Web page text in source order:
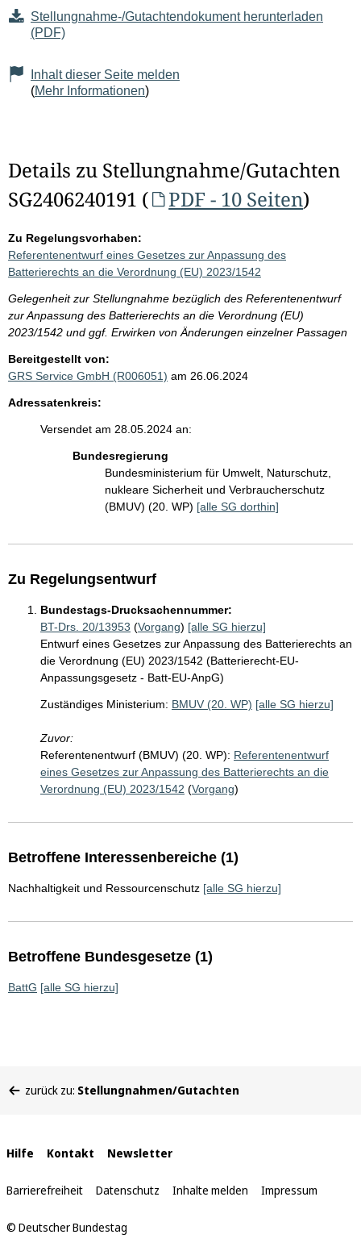
Stellungnahme-/Gutachtendokument herunterladen
(PDF)
Inhalt dieser Seite melden
(Mehr Informationen)
Details zu Stellungnahme/Gutachten
SG2406240191 (
PDF - 10 Seiten)
Zu Regelungsvorhaben:
Referentenentwurf eines Gesetzes zur Anpassung des
Batterierechts an die Verordnung (EU) 2023/1542
Gelegenheit zur Stellungnahme bezüglich des Referentenentwurf
zur Anpassung des Batterierechts an die Verordnung (EU)
2023/1542 und ggf. Erwirken von Änderungen einzelner Passagen
Bereitgestellt von:
GRS Service GmbH (R006051) am 26.06.2024
Adressatenkreis:
Versendet am 28.05.2024 an:
Bundesregierung
Bundesministerium für Umwelt, Naturschutz,
nukleare Sicherheit und Verbraucherschutz
(BMUV) (20. WP) [alle SG dorthin]
Zu Regelungsentwurf
Bundestags-Drucksachennummer:
BT-Drs. 20/13953 (Vorgang) [alle SG hierzu]
Entwurf eines Gesetzes zur Anpassung des Batterierechts an
die Verordnung (EU) 2023/1542 (Batterierecht-EU-
Anpassungsgesetz - Batt-EU-AnpG)
Zuständiges Ministerium: BMUV (20. WP) [alle SG hierzu]
Zuvor:
Referentenentwurf (BMUV) (20. WP): Referentenentwurf
eines Gesetzes zur Anpassung des Batterierechts an die
Verordnung (EU) 2023/1542 (Vorgang)
Betroffene Interessenbereiche (1)
Nachhaltigkeit und Ressourcenschutz [alle SG hierzu]
Betroffene Bundesgesetze (1)
BattG [alle SG hierzu]
befinden
zurück zu: Stellungnahmen/Gutachten
Interne
Links
Hilfe Kontakt Newsletter
Barrierefreiheit Datenschutz Inhalte melden Impressum
© Deutscher Bundestag